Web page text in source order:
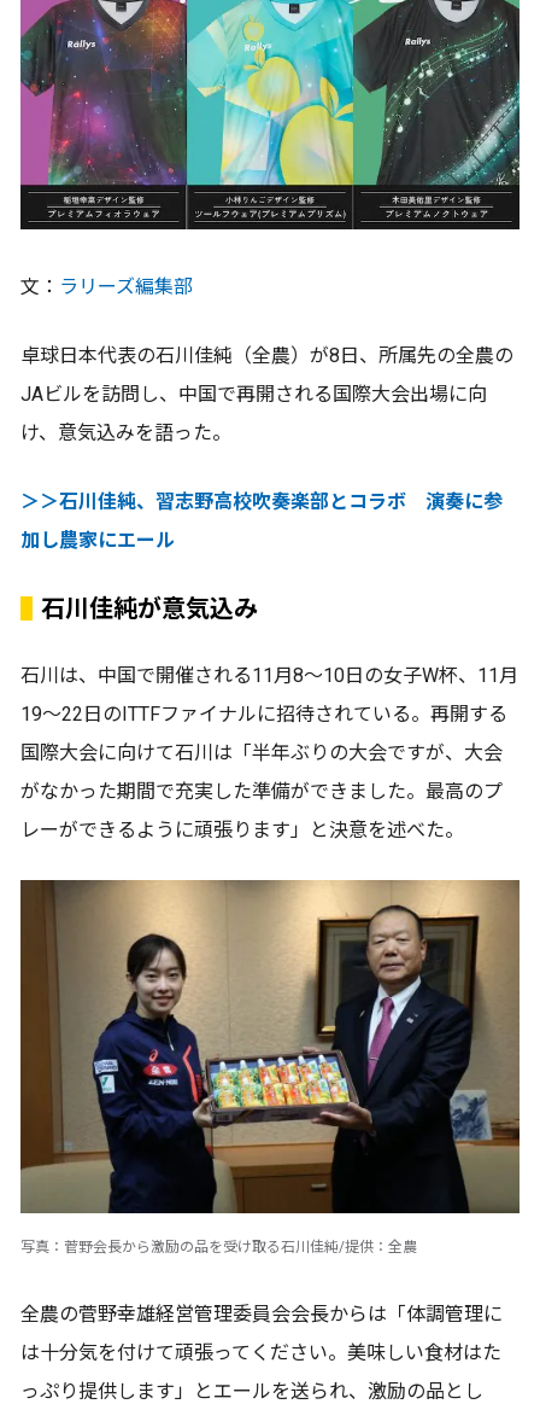
文： ラリーズ編集部
卓球日本代表の石川佳純（全農）が8日、所属先の全農の
JAビルを訪問し、中国で再開される国際大会出場に向
け、意気込みを語った。
＞＞石川佳純、習志野高校吹奏楽部とコラボ 演奏に参
加し農家にエール
石川佳純が意気込み
石川は、中国で開催される11月8～10日の女子W杯、11月
19～22日のITTFファイナルに招待されている。再開する
国際大会に向けて石川は「半年ぶりの大会ですが、大会
がなかった期間で充実した準備ができました。最高のプ
レーができるように頑張ります」と決意を述べた。
写真：菅野会長から激励の品を受け取る石川佳純/提供：全農
全農の菅野幸雄経営管理委員会会長からは「体調管理に
は十分気を付けて頑張ってください。美味しい食材はた
っぷり提供します」とエールを送られ、激励の品とし